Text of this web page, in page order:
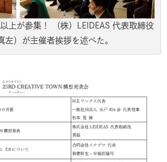
上が参集！ （株）LEIDEAS 代表取締役
左）が主催者挨拶を述べた。